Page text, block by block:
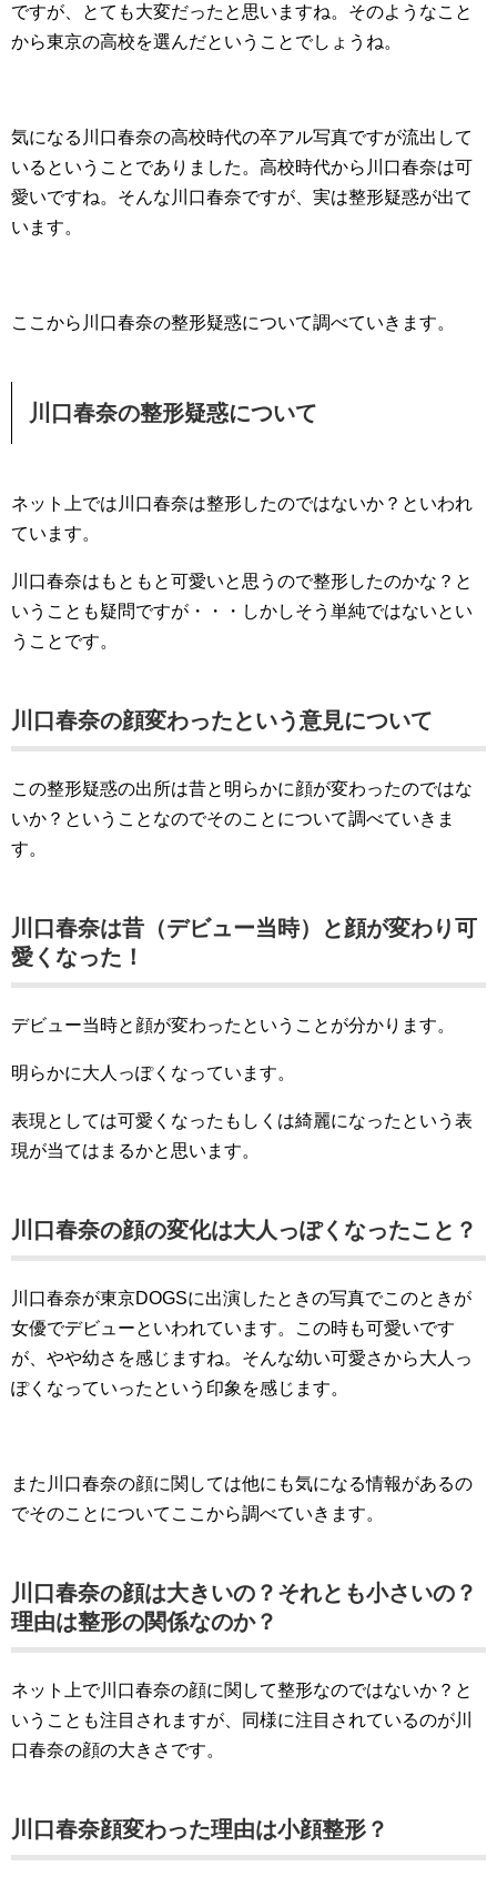
ですが、とても大変だったと思いますね。そのようなこと
から東京の高校を選んだということでしょうね。
気になる川口春奈の高校時代の卒アル写真ですが流出して
いるということでありました。高校時代から川口春奈は可
愛いですね。そんな川口春奈ですが、実は整形疑惑が出て
います。
ここから川口春奈の整形疑惑について調べていきます。
川口春奈の整形疑惑について
ネット上では川口春奈は整形したのではないか？といわれ
ています。
川口春奈はもともと可愛いと思うので整形したのかな？と
いうことも疑問ですが・・・しかしそう単純ではないとい
うことです。
川口春奈の顔変わったという意見について
この整形疑惑の出所は昔と明らかに顔が変わったのではな
いか？ということなのでそのことについて調べていきま
す。
川口春奈は昔（デビュー当時）と顔が変わり可
愛くなった！
デビュー当時と顔が変わったということが分かります。
明らかに大人っぽくなっています。
表現としては可愛くなったもしくは綺麗になったという表
現が当てはまるかと思います。
川口春奈の顔の変化は大人っぽくなったこと？
川口春奈が東京DOGSに出演したときの写真でこのときが
女優でデビューといわれています。この時も可愛いです
が、やや幼さを感じますね。そんな幼い可愛さから大人っ
ぽくなっていったという印象を感じます。
また川口春奈の顔に関しては他にも気になる情報があるの
でそのことについてここから調べていきます。
川口春奈の顔は大きいの？それとも小さいの？
理由は整形の関係なのか？
ネット上で川口春奈の顔に関して整形なのではないか？と
いうことも注目されますが、同様に注目されているのが川
口春奈の顔の大きさです。
川口春奈顔変わった理由は小顔整形？